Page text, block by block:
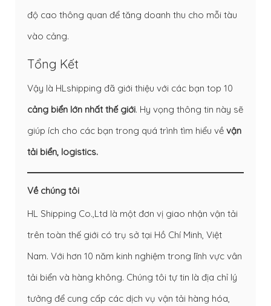
độ cao thông quan để tăng doanh thu cho mỗi tàu
vào cảng.
Tổng Kết
Vậy là HLshipping đã giới thiệu với các bạn top 10
cảng biển lớn nhất thế giới. Hy vọng thông tin này sẽ
giúp ích cho các bạn trong quá trình tìm hiểu về vận
tải biển, logistics.
Về chúng tôi
HL Shipping Co.,Ltd là một đơn vị giao nhận vận tải
trên toàn thế giới có trụ sở tại Hồ Chí Minh, Việt
Nam. Với hơn 10 năm kinh nghiệm trong lĩnh vực vân
tải biển và hàng không. Chúng tôi tự tin là địa chỉ lý
tưởng để cung cấp các dịch vụ vận tải hàng hóa,